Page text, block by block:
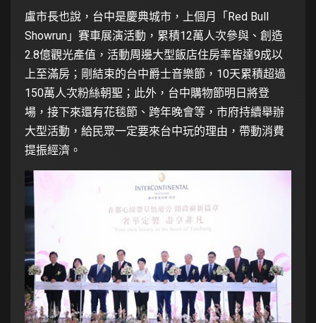
盧市長也說，台中是慶典城市，上個月「Red Bull
Showrun」賽車展演活動，累積12萬人次參與、創造
2.8億觀光產值，活動周邊大型飯店住房率皆達9成以
上至滿房；剛結束的台中爵士音樂節，10天累積超過
150萬人次粉絲朝聖；此外，台中購物節明日將登
場，接下來還有花毯節、跨年晚會等，市府持續舉辦
大型活動，給民眾一定要來台中玩的理由，帶動消費
提振經濟。